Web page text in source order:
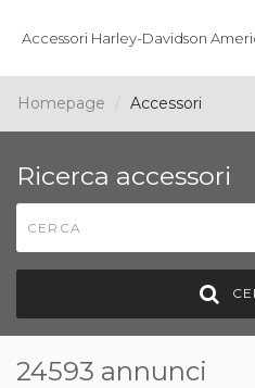
Accessori Harley-Davidson
Homepage Accessori
Ricerca accessori
24593 annunci